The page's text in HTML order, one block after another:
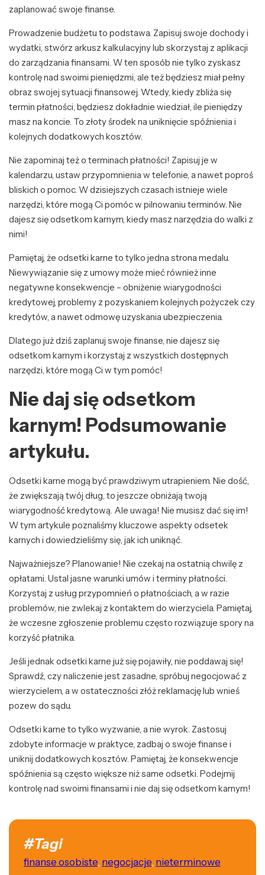
zaplanować swoje finanse.
Prowadzenie budżetu to podstawa. Zapisuj swoje dochody i
wydatki, stwórz arkusz kalkulacyjny lub skorzystaj z aplikacji
do zarządzania finansami. W ten sposób nie tylko zyskasz
kontrolę nad swoimi pieniędzmi, ale też będziesz miał pełny
obraz swojej sytuacji finansowej. Wtedy, kiedy zbliża się
termin płatności, będziesz dokładnie wiedział, ile pieniędzy
masz na koncie. To złoty środek na uniknięcie spóźnienia i
kolejnych dodatkowych kosztów.
Nie zapominaj też o terminach płatności! Zapisuj je w
kalendarzu, ustaw przypomnienia w telefonie, a nawet poproś
bliskich o pomoc. W dzisiejszych czasach istnieje wiele
narzędzi, które mogą Ci pomóc w pilnowaniu terminów. Nie
dajesz się odsetkom karnym, kiedy masz narzędzia do walki z
nimi!
Pamiętaj, że odsetki karne to tylko jedna strona medalu.
Niewywiązanie się z umowy może mieć również inne
negatywne konsekwencje – obniżenie wiarygodności
kredytowej, problemy z pozyskaniem kolejnych pożyczek czy
kredytów, a nawet odmowę uzyskania ubezpieczenia.
Dlatego już dziś zaplanuj swoje finanse, nie dajesz się
odsetkom karnym i korzystaj z wszystkich dostępnych
narzędzi, które mogą Ci w tym pomóc!
Nie daj się odsetkom
karnym! Podsumowanie
artykułu.
Odsetki karne mogą być prawdziwym utrapieniem. Nie dość,
że zwiększają twój dług, to jeszcze obniżają twoją
wiarygodność kredytową. Ale uwaga! Nie musisz dać się im!
W tym artykule poznaliśmy kluczowe aspekty odsetek
karnych i dowiedzieliśmy się, jak ich uniknąć.
Najważniejsze? Planowanie! Nie czekaj na ostatnią chwilę z
opłatami. Ustal jasne warunki umów i terminy płatności.
Korzystaj z usług przypomnień o płatnościach, a w razie
problemów, nie zwlekaj z kontaktem do wierzyciela. Pamiętaj,
że wczesne zgłoszenie problemu często rozwiązuje spory na
korzyść płatnika.
Jeśli jednak odsetki karne już się pojawiły, nie poddawaj się!
Sprawdź, czy naliczenie jest zasadne, spróbuj negocjować z
wierzycielem, a w ostateczności złóż reklamację lub wnieś
pozew do sądu.
Odsetki karne to tylko wyzwanie, a nie wyrok. Zastosuj
zdobyte informacje w praktyce, zadbaj o swoje finanse i
uniknij dodatkowych kosztów. Pamiętaj, że konsekwencje
spóźnienia są często większe niż same odsetki. Podejmij
kontrolę nad swoimi finansami i nie daj się odsetkom karnym!
#Tagi
finanse osobiste, negocjacje, nieterminowe